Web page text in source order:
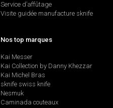
Service d’affûtage
Visite guidée manufacture sknife
Nos top marques
Kai Messer
Kai Collection by Danny Khezzar
Kai Michel Bras
sknife swiss knife
Nesmuk
Caminada couteaux